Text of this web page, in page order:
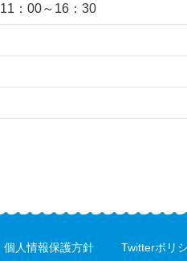
11：00～16：30
個人情報保護方針 Twitterポリ